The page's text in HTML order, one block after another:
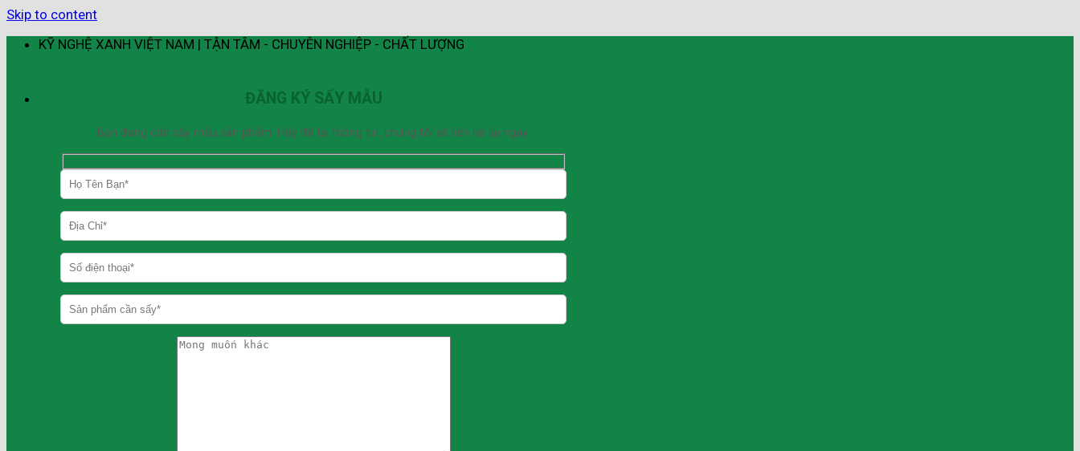
Skip to content
KỸ NGHỆ XANH VIỆT NAM | TẬN TÂM - CHUYÊN NGHIỆP - CHẤT LƯỢNG
ĐĂNG KÝ SẤY MẪU
Bạn đang cần sấy mẫu sản phẩm. Hãy để lại thông tin, chúng tôi sẽ liên hệ lại ngay.